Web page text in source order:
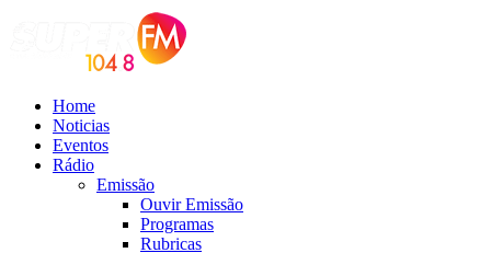
Home
Noticias
Eventos
Rádio
Emissão
Ouvir Emissão
Programas
Rubricas